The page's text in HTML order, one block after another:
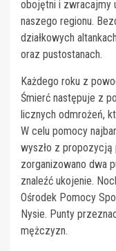
obojętni i zwracajmy
naszego regionu.
działkowych
oraz pustostanach.
Każdego roku z
Śmierć następuje z
licznych odmrożeń,
W celu pomocy
wyszło z propozycją
zorganizowano dwa
znaleźć ukojenie.
Ośrodek Pomocy
Nysie. Punty
mężczyzn.